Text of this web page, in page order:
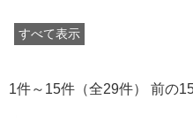
すべて表示
1件～15件（全29件） 前の